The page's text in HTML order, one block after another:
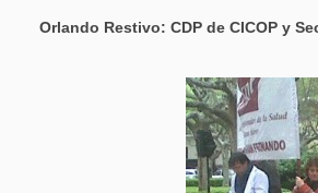
Orlando Restivo: CDP de CICOP y